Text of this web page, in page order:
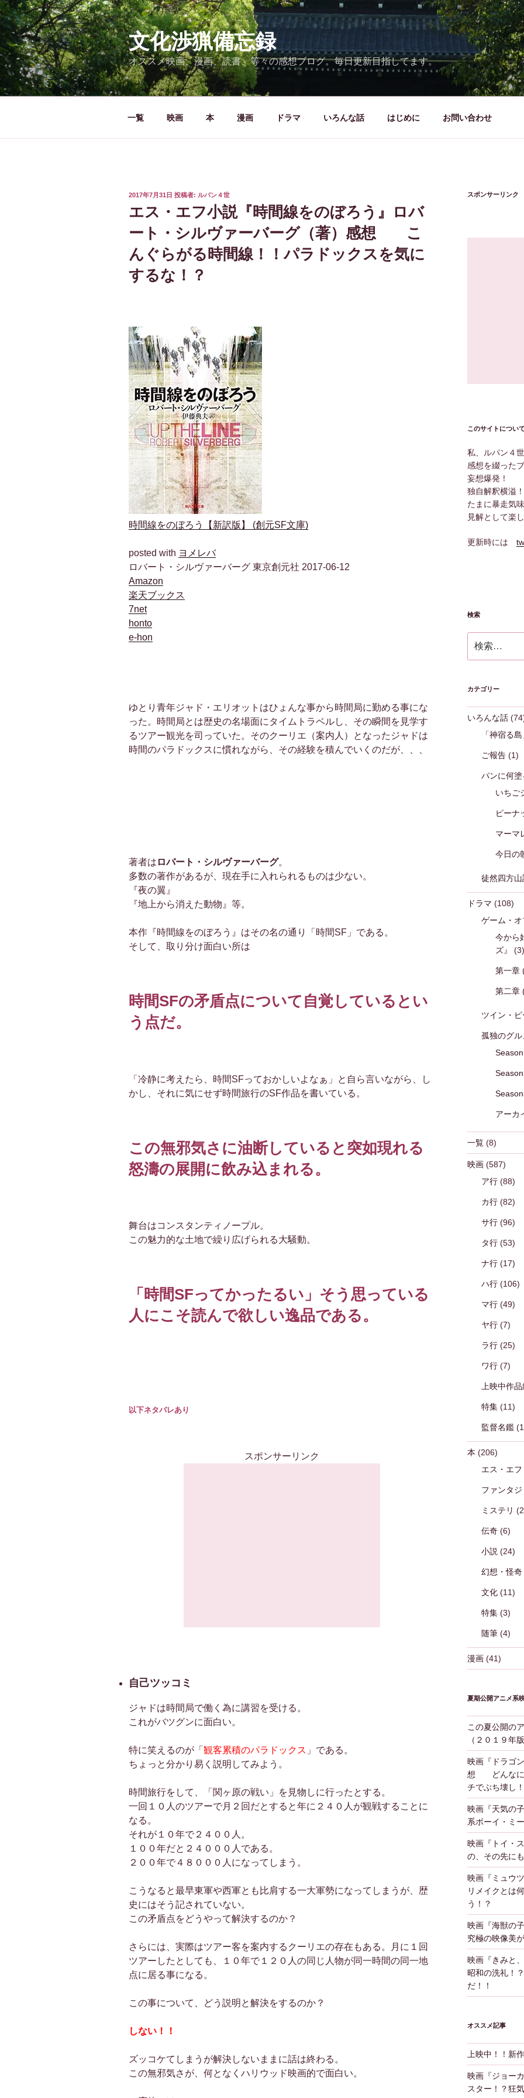
コ
ン
テ
ン
ツ
へ
ス
文化渉猟備忘録
オススメ映画、漫画、読書、等々の感想ブログ。毎日更新目指してます。
一覧 映画 本 漫画 ドラマ いろんな話 はじめに お問い合わせ
投
2017年7月31日 投稿者: ルパン４世
エス・エフ小説『時間線をのぼろう』ロバ
ート・シルヴァーバーグ（著）感想 こ
んぐらがる時間線！！パラドックスを気に
するな！？
時間線をのぼろう【新訳版】 (創元SF文庫)
posted with ヨメレバ
ロバート・シルヴァーバーグ 東京創元社 2017-06-12
Amazon
楽天ブックス
7net
honto
e-hon
ゆとり青年ジャド・エリオットはひょんな事から時間局に勤める事にな
った。時間局とは歴史の名場面にタイムトラベルし、その瞬間を見学す
るツアー観光を司っていた。そのクーリエ（案内人）となったジャドは
時間のパラドックスに慣れながら、その経験を積んでいくのだが、、、
著者は ロバート・シルヴァーバーグ。
多数の著作があるが、現在手に入れられるものは少ない。
『夜の翼』
『地上から消えた動物』等。
本作『時間線をのぼろう』はその名の通り「時間SF」である。
そして、取り分け面白い所は
時間SFの矛盾点について自覚しているとい
う点だ。
「冷静に考えたら、時間SFっておかしいよなぁ」と自ら言いながら、し
かし、それに気にせず時間旅行のSF作品を書いている。
この無邪気さに油断していると突如現れる
怒濤の展開に飲み込まれる。
舞台はコンスタンティノープル。
この魅力的な土地で繰り広げられる大騒動。
「時間SFってかったるい」そう思っている
人にこそ読んで欲しい逸品である。
以下ネタバレあり
スポンサーリンク
自己ツッコミ
ジャドは時間局で働く為に講習を受ける。
これがバツグンに面白い。
特に笑えるのが「 観客累積のパラドックス 」である。
ちょっと分かり易く説明してみよう。
時間旅行をして、「関ヶ原の戦い」を見物しに行ったとする。
一回１０人のツアーで月２回だとすると年に２４０人が観戦することに
なる。
それが１０年で２４００人。
１００年だと２４０００人である。
２００年で４８０００人になってしまう。
こうなると最早東軍や西軍とも比肩する一大軍勢になってしまうが、歴
史にはそう記されていない。
この矛盾点をどうやって解決するのか？
さらには、実際はツアー客を案内するクーリエの存在もある。月に１回
ツアーしたとしても、１０年で１２０人の同じ人物が同一時間の同一地
点に居る事になる。
この事について、どう説明と解決をするのか？
しない！！
ズッコケてしまうが解決しないままに話は終わる。
この無邪気さが、何となくハリウッド映画的で面白い。
スポンサーリンク
このサイトについて
私、ルパン４
感想を綴ったブ
妄想爆発！
独自解釈横溢！
たまに暴走気
見解として楽
更新時には
検索
索:
カテゴリー
いろんな話
「神宿る
ご報告(1)
パンに何塗
いちご
ピーナ
マーマ
今日の
徒然四方山
ドラマ (108)
ゲーム・
今から
ズ』
(3)
第一章
第二章
ツイン・ピ
孤独のグル
アーカ
一覧(8)
映画(587)
ア行(88)
カ行(82)
サ行(96)
タ行(53)
ナ行(17)
ハ行(106)
マ行(49)
ヤ行(7)
ラ行(25)
ワ行(7)
上映中作品
特集(11)
監督名鑑
本 (206)
エス・エフ
ファンタジ
ミステリ
伝奇(6)
小説(24)
幻想・怪奇
文化(11)
特集(3)
随筆(4)
漫画(41)
夏期公開アニメ系
この夏公開の
（２０１９年
映画『ドラゴ
想 どんなに
チでぶち壊し！
映画『天気の
系ボーイ・ミ
映画『トイ・
の、その先に
映画『ミュ
リメイクとは
う！？
映画『海獣の
究極の映像美
映画『きみと
昭和の洗礼！
だ！！
オススメ記事
上映中！！新
映画『ジョー
スター！？狂